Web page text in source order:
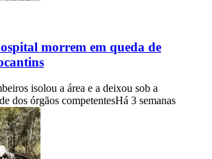
morrem em queda de
isolou a área e a deixou sob a
dos órgãos competentesHá 3 semanas